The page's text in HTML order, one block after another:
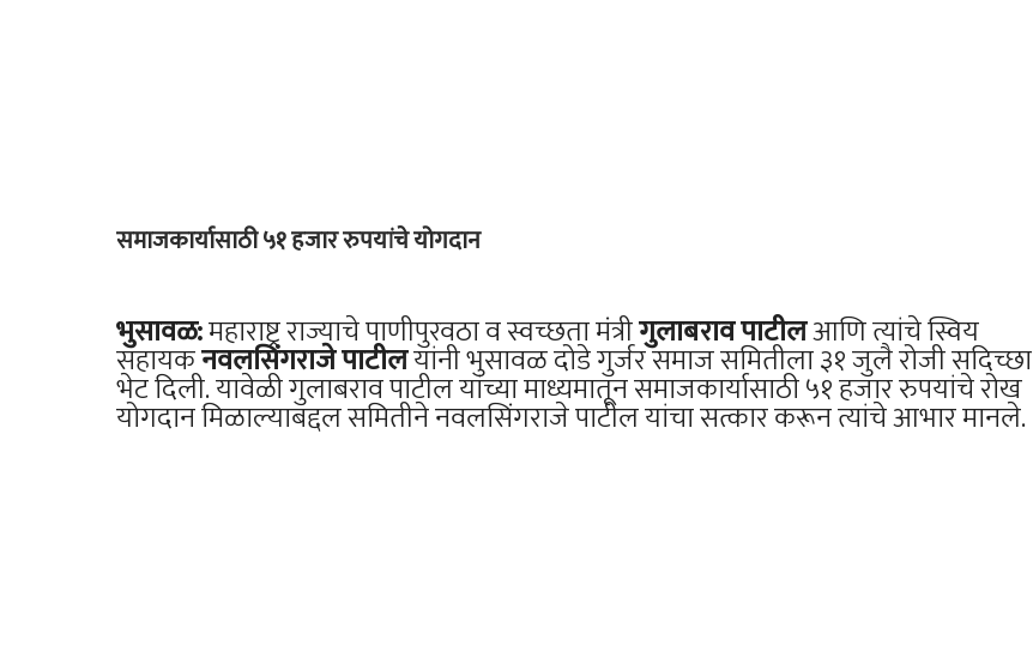
समाजकार्यासाठी ५१ हजार रुपयांचे योगदान
भुसावळ:महाराष्ट्र राज्याचे पाणीपुरवठा व स्वच्छता मंत्रीगुलाबराव पाटीलआणि त्यांचे स्विय
सहायकनवलसिंगराजे पाटीलयांनी भुसावळ दोडे गुर्जर समाज समितीला ३१ जुलै रोजी सदिच्छा
भेट दिली. यावेळी गुलाबराव पाटील यांच्या माध्यमातून समाजकार्यासाठी ५१ हजार रुपयांचे रोख
योगदान मिळाल्याबद्दल समितीने नवलसिंगराजे पाटील यांचा सत्कार करून त्यांचे आभार मानले.